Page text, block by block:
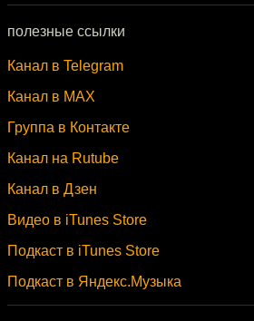
полезные ссылки
Канал в Telegram
Канал в MAX
Группа в Контакте
Канал на Rutube
Канал в Дзен
Видео в iTunes Store
Подкаст в iTunes Store
Подкаст в Яндекс.Музыка